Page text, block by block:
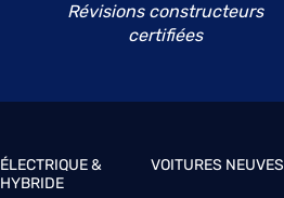
Révisions constructeurs
certifiées
ÉLECTRIQUE &
HYBRIDE
VOITURES NEUVES